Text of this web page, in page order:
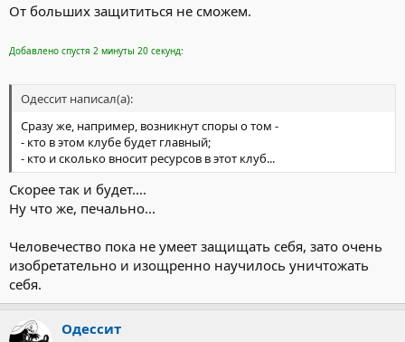
От больших защититься не сможем.
Добавлено спустя 2 минуты 20 секунд:
Одессит написал(а):
Сразу же, например, возникнут споры о том -
- кто в этом клубе будет главный;
- кто и сколько вносит ресурсов в этот клуб...
Скорее так и будет....
Ну что же, печально...
Человечество пока не умеет защищать себя, зато очень
изобретательно и изощренно научилось уничтожать
себя.
Одессит